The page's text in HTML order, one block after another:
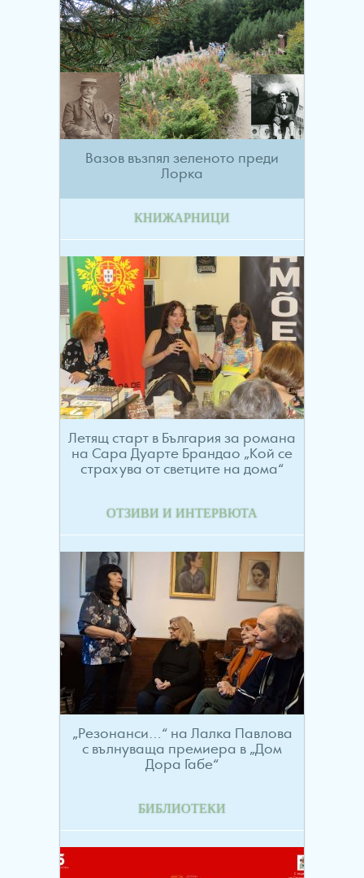
Вазов възпял зеленото преди
Лорка
КНИЖАРНИЦИ
Летящ старт в България за романа
на Сара Дуарте Брандао „Кой се
страхува от светците на дома“
ОТЗИВИ И ИНТЕРВЮТА
„Резонанси…“ на Лалка Павлова
с вълнуваща премиера в „Дом
Дора Габе“
БИБЛИОТЕКИ